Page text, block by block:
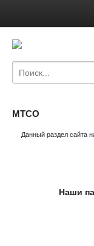
МТСО
Данный раздел сайта
Наши